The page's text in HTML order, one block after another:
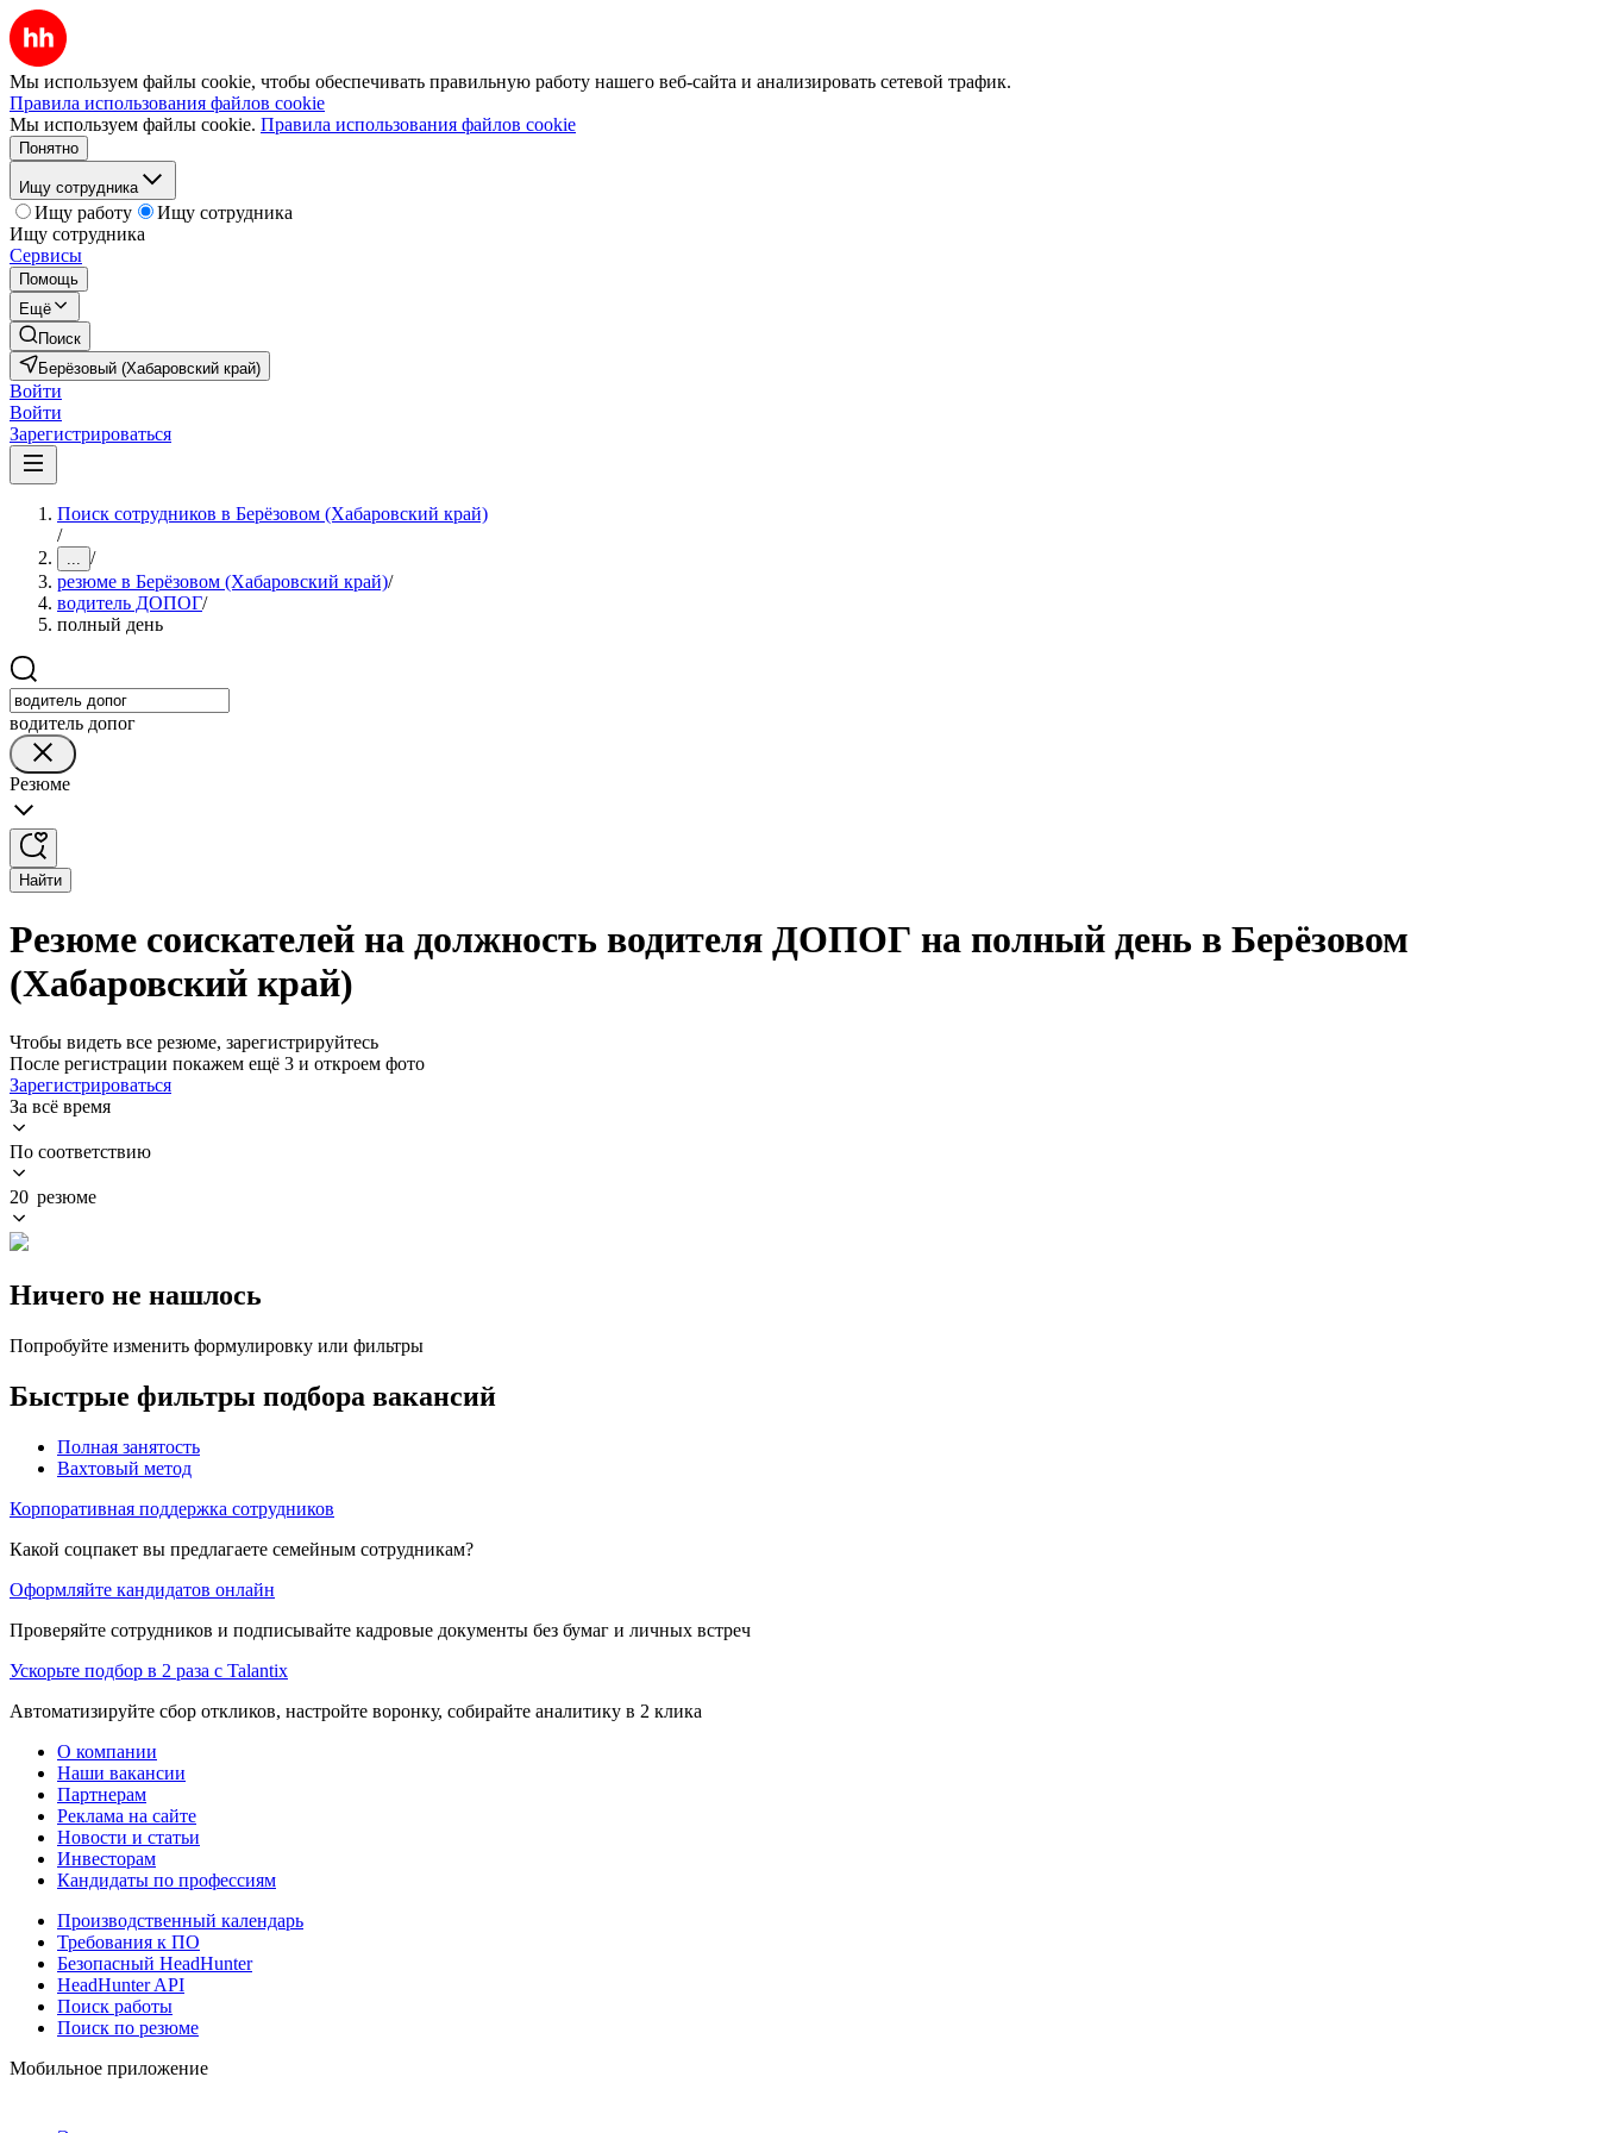
Мы используем файлы cookie, чтобы обеспечивать правильную работу нашего веб-сайта и анализировать сетевой трафик.
Правила использования файлов cookie
Мы используем файлы cookie. Правила использования файлов cookie
Понятно
Ищу сотрудника
Ищу работу
Ищу сотрудника
Ищу сотрудника
Сервисы
Помощь
Ещё
Поиск
Берёзовый (Хабаровский край)
Войти
Войти
Зарегистрироваться
Поиск сотрудников в Берёзовом (Хабаровский край)
/
... /
резюме в Берёзовом (Хабаровский край)/
водитель ДОПОГ/
полный день
водитель допог
Резюме
Найти
Резюме соискателей на должность водителя ДОПОГ на полный день в Берёзовом
(Хабаровский край)
Чтобы видеть все резюме, зарегистрируйтесь
После регистрации покажем ещё 3 и откроем фото
Зарегистрироваться
За всё время
По соответствию
20 резюме
Ничего не нашлось
Попробуйте изменить формулировку или фильтры
Быстрые фильтры подбора вакансий
Полная занятость
Вахтовый метод
Корпоративная поддержка сотрудников
Какой соцпакет вы предлагаете семейным сотрудникам?
Оформляйте кандидатов онлайн
Проверяйте сотрудников и подписывайте кадровые документы без бумаг и личных встреч
Ускорьте подбор в 2 раза с Talantix
Автоматизируйте сбор откликов, настройте воронку, собирайте аналитику в 2 клика
О компании
Наши вакансии
Партнерам
Реклама на сайте
Новости и статьи
Инвесторам
Кандидаты по профессиям
Производственный календарь
Требования к ПО
Безопасный HeadHunter
HeadHunter API
Поиск работы
Поиск по резюме
Мобильное приложение